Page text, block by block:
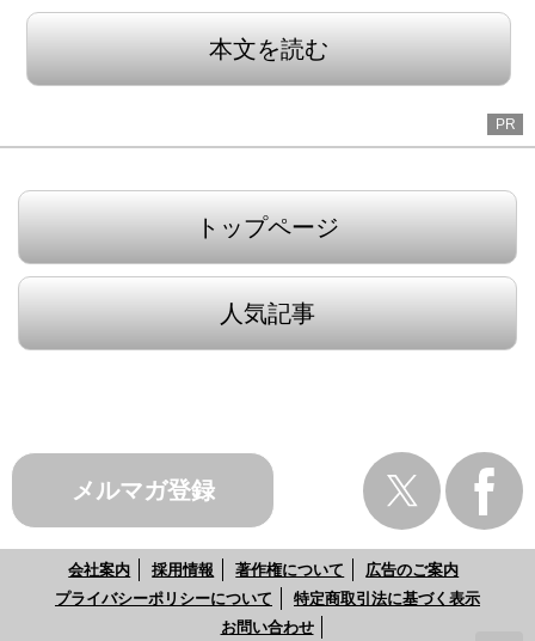
本文を読む
PR
トップページ
人気記事
メルマガ登録
会社案内 採用情報 著作権について
広告のご案内
プライバシーポリシーについて
特定商取引法に基づく表示
お問い合わせ